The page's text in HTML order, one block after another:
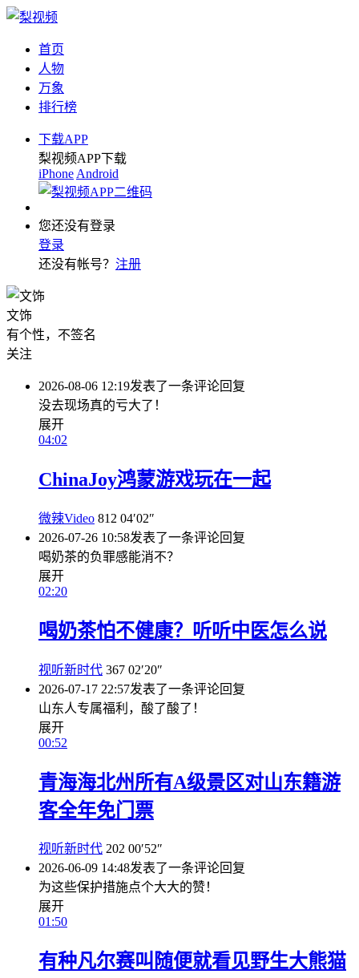
首页
人物
万象
排行榜
下载APP
梨视频APP下载
iPhone Android
您还没有登录
登录
还没有帐号？ 注册
文饰
有个性，不签名
关注
2026-08-06 12:19发表了一条评论回复
没去现场真的亏大了！
展开
04:02
ChinaJoy鸿蒙游戏玩在一起
微辣Video 812 04′02″
2026-07-26 10:58发表了一条评论回复
喝奶茶的负罪感能消不？
展开
02:20
喝奶茶怕不健康？听听中医怎么说
视听新时代 367 02′20″
2026-07-17 22:57发表了一条评论回复
山东人专属福利，酸了酸了！
展开
00:52
青海海北州所有A级景区对山东籍游
客全年免门票
视听新时代 202 00′52″
2026-06-09 14:48发表了一条评论回复
为这些保护措施点个大大的赞！
展开
01:50
有种凡尔赛叫随便就看见野生大熊猫